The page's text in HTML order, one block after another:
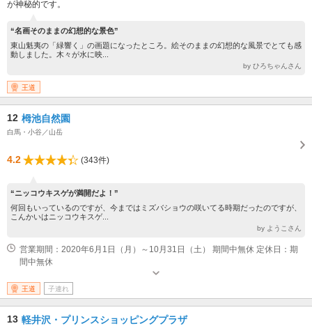
が神秘的です。
“名画そのままの幻想的な景色”
東山魁夷の「緑響く」の画題になったところ。絵そのままの幻想的な風景でとても感
動しました。木々が水に映...
by ひろちゃんさん
王道
12 栂池自然園
白馬・小谷／山岳
4.2 (343件)
“ニッコウキスゲが満開だよ！”
何回もいっているのですが、今まではミズバショウの咲いてる時期だったのですが、
こんかいはニッコウキスゲ...
by ようこさん
営業期間：2020年6月1日（月）～10月31日（土） 期間中無休 定休日：期
間中無休
王道 子連れ
13 軽井沢・プリンスショッピングプラザ